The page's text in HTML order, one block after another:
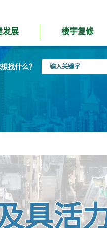
发展 楼宇复修
找什么？
入
具活